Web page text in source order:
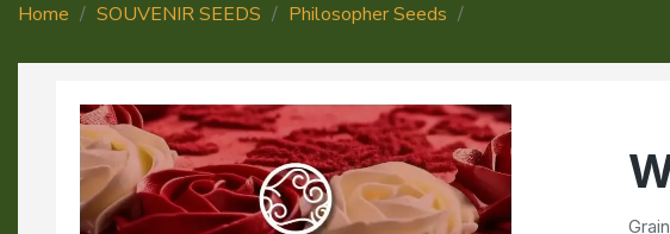
Home SOUVENIR SEEDS Philosopher Seeds